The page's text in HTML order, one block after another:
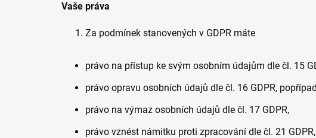
Vaše práva
Za podmínek stanovených v GDPR máte
právo na přístup ke svým osobním údajům dle čl. 15
právo opravu osobních údajů dle čl. 16 GDPR,
právo na výmaz osobních údajů dle čl. 17 GDPR,
právo vznést námitku proti zpracování dle čl. 21 GDPR,